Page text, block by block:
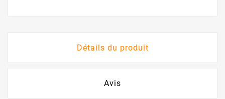
Détails du produit
Avis